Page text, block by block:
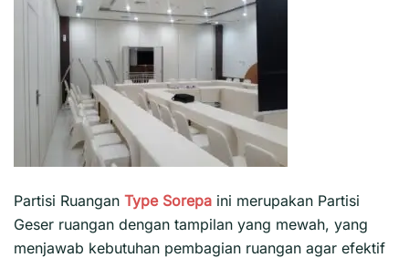
Partisi Ruangan Type Sorepa ini merupakan Partisi
Geser ruangan dengan tampilan yang mewah, yang
menjawab kebutuhan pembagian ruangan agar efektif